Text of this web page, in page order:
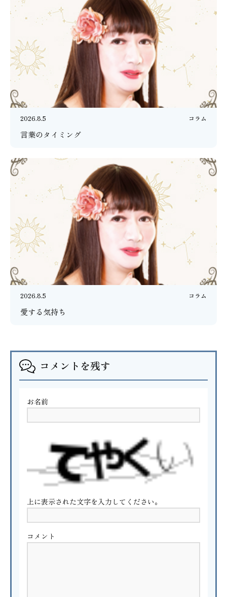
2026.8.5 コラム
言葉のタイミング
2026.8.5 コラム
愛する気持ち
コメントを残す
お名前
上に表示された文字を入力してください。
コメント